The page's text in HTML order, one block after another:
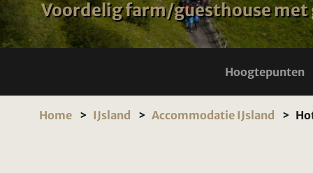
Voordelig farm/guesthouse
Hoogtepunten
Home IJsland Accommodatie IJsland